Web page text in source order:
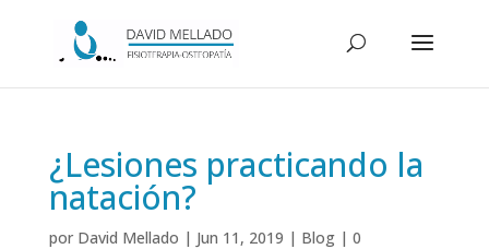
¿Lesiones practicando la
natación?
por David Mellado | Jun 11, 2019 | Blog| 0